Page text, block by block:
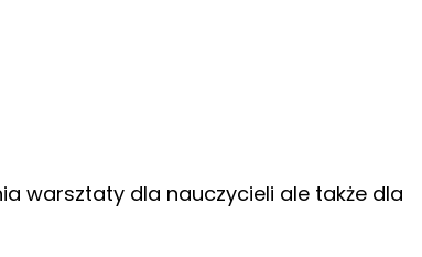
warsztaty dla nauczycieli ale także dla